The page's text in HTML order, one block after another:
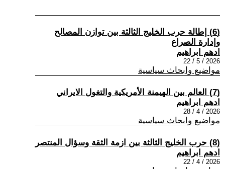
(6) إطالة حرب الخليج الثالثة بين توازن المصالح
وإدارة الصراع
ادهم ابراهيم
2026 / 5 / 22
مواضيع وابحاث سياسية
(7) العالم بين الهيمنة الأمريكية والتغول الايراني
ادهم ابراهيم
2026 / 4 / 28
مواضيع وابحاث سياسية
(8) حرب الخليج الثالثة بين ازمة الثقة وسؤال المنتصر
ادهم ابراهيم
2026 / 4 / 22